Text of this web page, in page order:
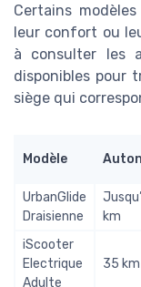
Certains
leur confort ou
à consulter les
disponibles pour
siège qui
Modèle
UrbanGlide
Draisienne
km
iScooter
Electrique
Adulte
35 km